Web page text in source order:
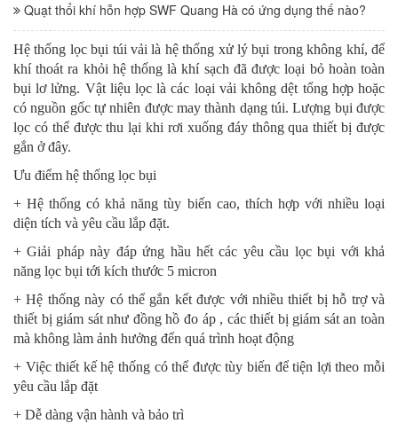
Quạt thổi khí hỗn hợp SWF Quang Hà có ứng dụng thế nào?
Hệ thống lọc bụi túi vải là hệ thống xử lý bụi trong không khí, để
khí thoát ra khỏi hệ thống là khí sạch đã được loại bỏ hoàn toàn
bụi lơ lửng. Vật liệu lọc là các loại vải không dệt tổng hợp hoặc
có nguồn gốc tự nhiên được may thành dạng túi. Lượng bụi được
lọc có thể được thu lại khi rơi xuống đáy thông qua thiết bị được
gắn ở đây.
Ưu điểm hệ thống lọc bụi
+ Hệ thống có khả năng tùy biến cao, thích hợp với nhiều loại
diện tích và yêu cầu lắp đặt.
+ Giải pháp này đáp ứng hầu hết các yêu cầu lọc bụi với khả
năng lọc bụi tới kích thước 5 micron
+ Hệ thống này có thể gắn kết được với nhiều thiết bị hỗ trợ và
thiết bị giám sát như đồng hồ đo áp , các thiết bị giám sát an toàn
mà không làm ảnh hưởng đến quá trình hoạt động
+ Việc thiết kế hệ thống có thể được tùy biến để tiện lợi theo mỗi
yêu cầu lắp đặt
+ Dễ dàng vận hành và bảo trì